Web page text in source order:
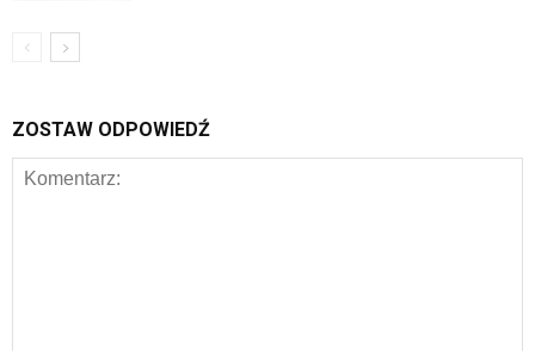
ZOSTAW ODPOWIEDŹ